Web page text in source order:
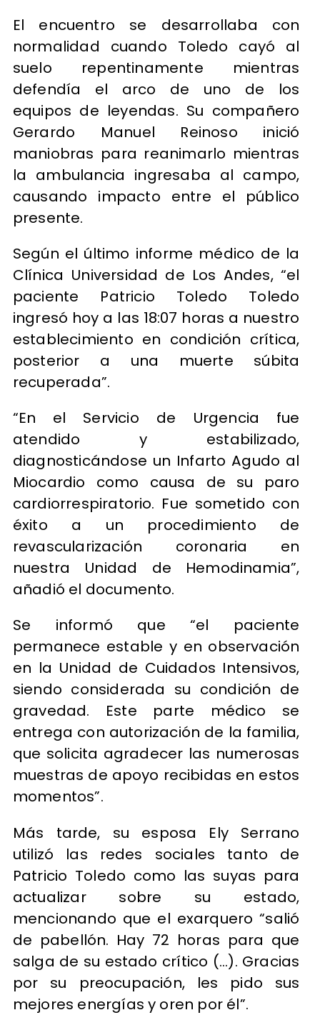
El encuentro se desarrollaba con
normalidad cuando Toledo cayó al
suelo repentinamente mientras
defendía el arco de uno de los
equipos de leyendas. Su compañero
Gerardo Manuel Reinoso inició
maniobras para reanimarlo mientras
la ambulancia ingresaba al campo,
causando impacto entre el público
presente.
Según el último informe médico de la
Clínica Universidad de Los Andes, “el
paciente Patricio Toledo Toledo
ingresó hoy a las 18:07 horas a nuestro
establecimiento en condición crítica,
posterior a una muerte súbita
recuperada”.
“En el Servicio de Urgencia fue
atendido y estabilizado,
diagnosticándose un Infarto Agudo al
Miocardio como causa de su paro
cardiorrespiratorio. Fue sometido con
éxito a un procedimiento de
revascularización coronaria en
nuestra Unidad de Hemodinamia”,
añadió el documento.
Se informó que “el paciente
permanece estable y en observación
en la Unidad de Cuidados Intensivos,
siendo considerada su condición de
gravedad. Este parte médico se
entrega con autorización de la familia,
que solicita agradecer las numerosas
muestras de apoyo recibidas en estos
momentos”.
Más tarde, su esposa Ely Serrano
utilizó las redes sociales tanto de
Patricio Toledo como las suyas para
actualizar sobre su estado,
mencionando que el exarquero “salió
de pabellón. Hay 72 horas para que
salga de su estado crítico (...). Gracias
por su preocupación, les pido sus
mejores energías y oren por él”.